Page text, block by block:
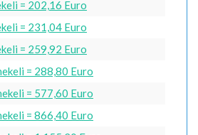
= 202,16 Euro
= 231,04 Euro
= 259,92 Euro
= 288,80 Euro
= 577,60 Euro
= 866,40 Euro